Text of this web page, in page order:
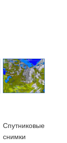
Cпутниковые
снимки